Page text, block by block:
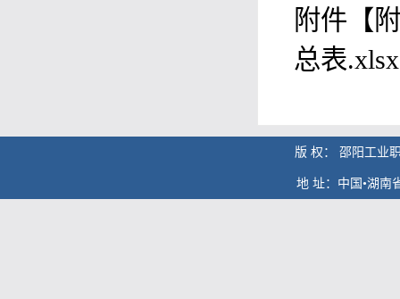
附件【
总表.xlsx
版 权： 邵阳工业
地 址：中国•湖南